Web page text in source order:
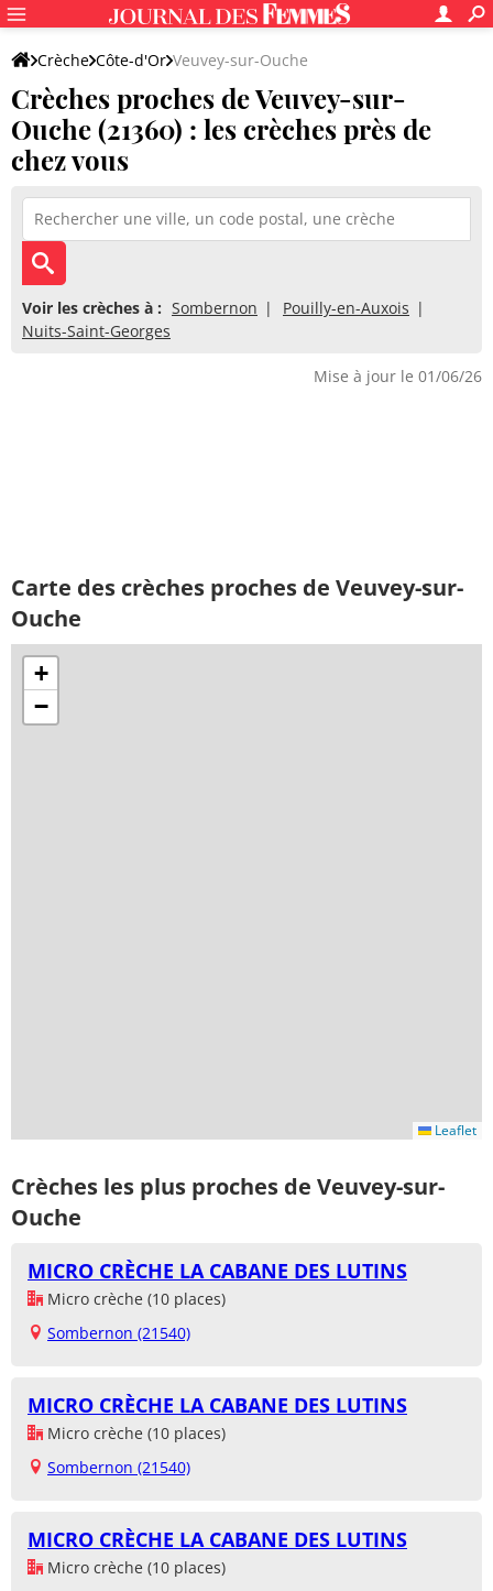
Crèche Côte-d'Or Veuvey-sur-Ouche
Crèches proches de Veuvey-sur-
Ouche (21360) : les crèches près de
chez vous
Voir les crèches à : Sombernon
Pouilly-en-Auxois
Nuits-Saint-Georges
Mise à jour le 01/06/26
Carte des crèches proches de Veuvey-sur-
Ouche
+
−
Leaflet
Crèches les plus proches de Veuvey-sur-
Ouche
MICRO CRÈCHE LA CABANE DES LUTINS
Micro crèche (10 places)
Sombernon (21540)
MICRO CRÈCHE LA CABANE DES LUTINS
Micro crèche (10 places)
Sombernon (21540)
MICRO CRÈCHE LA CABANE DES LUTINS
Micro crèche (10 places)